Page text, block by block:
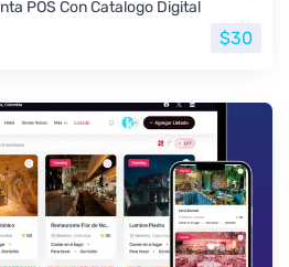
POS Con Catalogo Digital
$30